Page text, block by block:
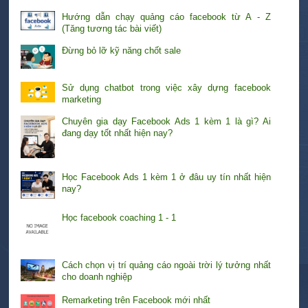
Hướng dẫn chạy quảng cáo facebook từ A - Z
(Tăng tương tác bài viết)
Đừng bỏ lỡ kỹ năng chốt sale
Sử dụng chatbot trong việc xây dựng facebook
marketing
Chuyên gia dạy Facebook Ads 1 kèm 1 là gì? Ai
đang dạy tốt nhất hiện nay?
Học Facebook Ads 1 kèm 1 ở đâu uy tín nhất hiện
nay?
Học facebook coaching 1 - 1
Cách chọn vị trí quảng cáo ngoài trời lý tưởng nhất
cho doanh nghiệp
Remarketing trên Facebook mới nhất